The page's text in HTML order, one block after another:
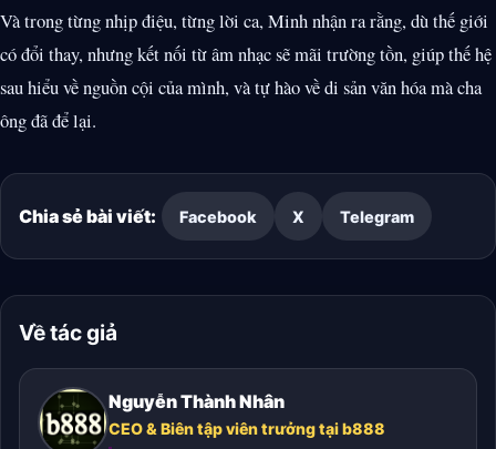
Và trong từng nhịp điệu, từng lời ca, Minh nhận ra rằng, dù thế giới
có đổi thay, nhưng kết nối từ âm nhạc sẽ mãi trường tồn, giúp thế hệ
sau hiểu về nguồn cội của mình, và tự hào về di sản văn hóa mà cha
ông đã để lại.
Chia sẻ bài viết: Facebook X Telegram
Về tác giả
Nguyễn Thành Nhân
CEO & Biên tập viên trưởng tại b888